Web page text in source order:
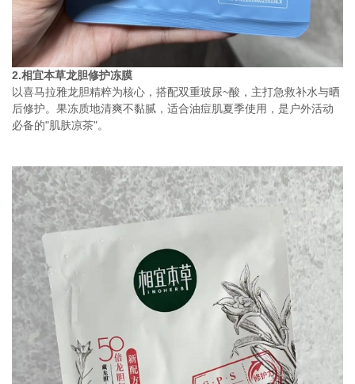
2.相宜本草龙胆修护冻膜
以喜马拉雅龙胆精粹为核心，搭配双重玻尿~酸，主打急救补水与晒
后修护。果冻质地清爽不黏腻，适合油痘肌夏季使用，是户外活动
必备的"肌肤凉茶"。